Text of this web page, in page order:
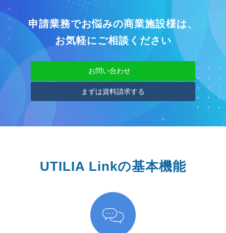
申請業務でお悩みの商業施設様は、
お気軽にご相談ください
お問い合わせ
まずは資料請求する
UTILIA Linkの基本機能